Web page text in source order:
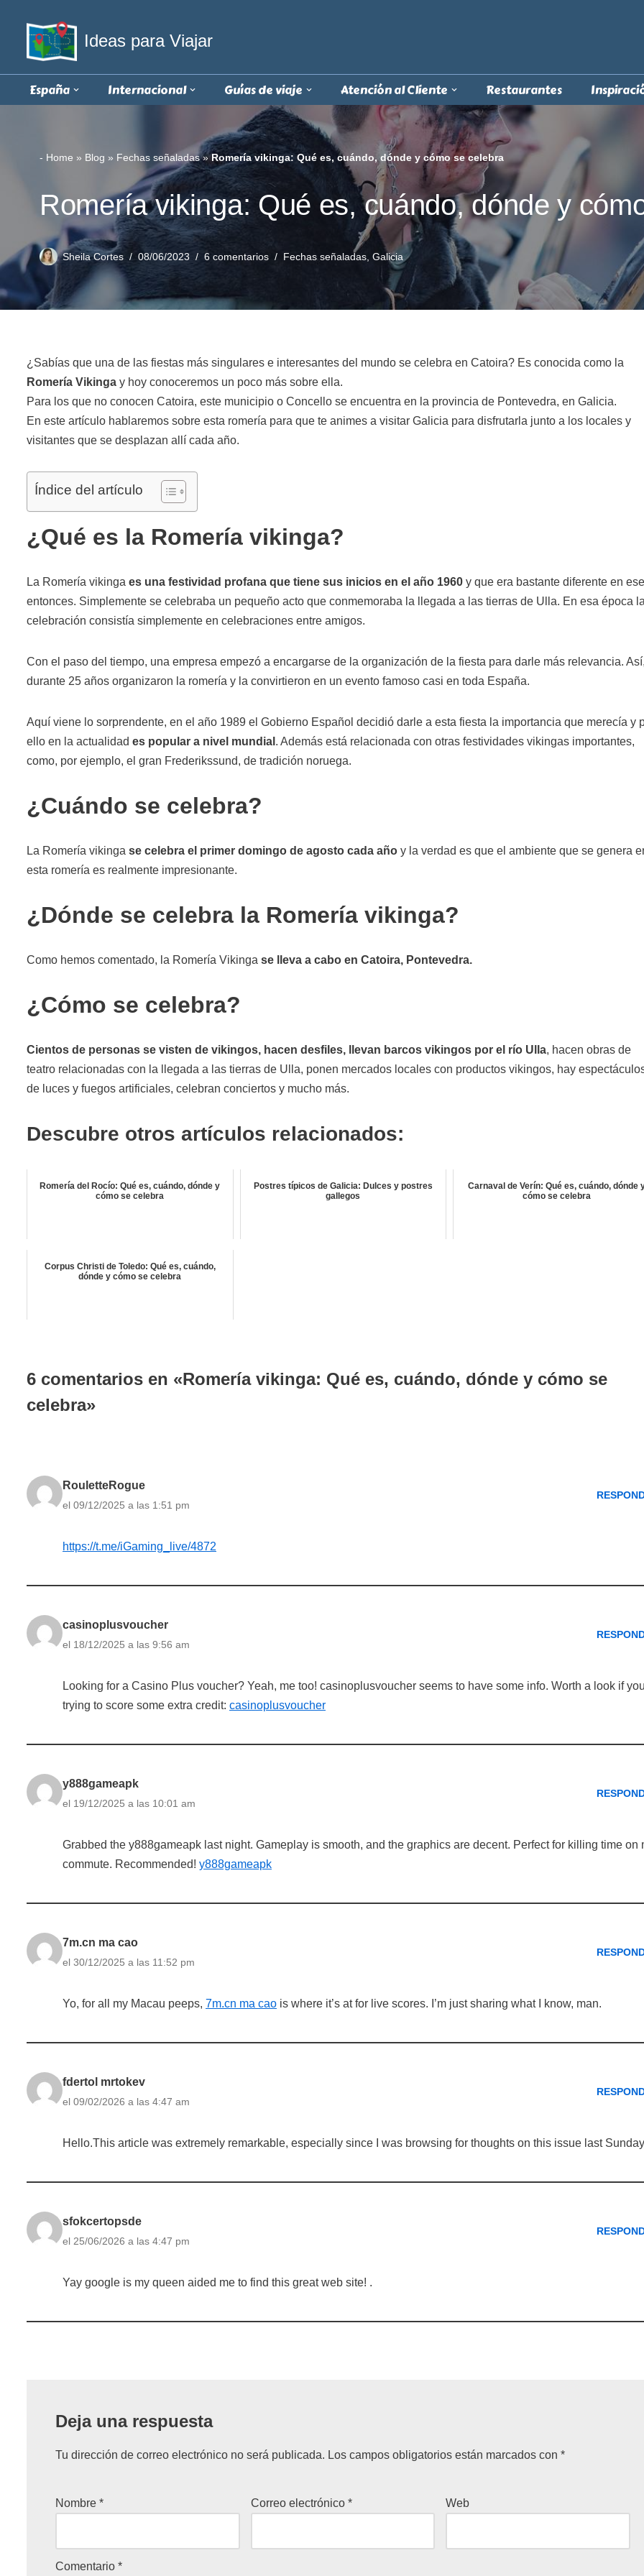
Saltar
contenido
Ideas para Viajar
España Internacional Guías de viaje Atención al Cliente Restaurantes
- Home » Blog » Fechas señaladas»Romería vikinga: Qué es, cuándo, dónde y cómo se celebra
Romería vikinga: Qué es, cuándo, dónde y
Sheila Cortes 08/06/2023 6 comentarios Fechas señaladas Galicia
¿Sabías que una de las fiestas más singulares e interesantes del mundo se celebra en Catoira? Es conocida como la
Romería Vikinga y hoy conoceremos un poco más sobre ella.
Para los que no conocen Catoira, este municipio o Concello se encuentra en la provincia de Pontevedra, en Galicia.
En este artículo hablaremos sobre esta romería para que te animes a visitar Galicia para disfrutarla junto a los locales y
visitantes que se desplazan allí cada año.
Índice del artículo
¿Qué es la Romería vikinga?
La Romería vikinga es una festividad profana que tiene sus inicios en el año 1960 y que era bastante diferente en ese
entonces. Simplemente se celebraba un pequeño acto que conmemoraba la llegada a las tierras de Ulla. En esa época
celebración consistía simplemente en celebraciones entre amigos.
Con el paso del tiempo, una empresa empezó a encargarse de la organización de la fiesta para darle más relevancia.
durante 25 años organizaron la romería y la convirtieron en un evento famoso casi en toda España.
Aquí viene lo sorprendente, en el año 1989 el Gobierno Español decidió darle a esta fiesta la importancia que merecía y
ello en la actualidad es popular a nivel mundial . Además está relacionada con otras festividades vikingas importantes,
como, por ejemplo, el gran Frederikssund, de tradición noruega.
¿Cuándo se celebra?
La Romería vikinga se celebra el primer domingo de agosto cada año y la verdad es que el ambiente que se genera
esta romería es realmente impresionante.
¿Dónde se celebra la Romería vikinga?
Como hemos comentado, la Romería Vikinga se lleva a cabo en Catoira, Pontevedra.
¿Cómo se celebra?
Cientos de personas se visten de vikingos, hacen desfiles, llevan barcos vikingos por el río Ulla, hacen obras de
teatro relacionadas con la llegada a las tierras de Ulla, ponen mercados locales con productos vikingos, hay
de luces y fuegos artificiales, celebran conciertos y mucho más.
Descubre otros artículos relacionados:
Romería del Rocío: Qué es, cuándo, dónde y
cómo se celebra
Postres típicos de Galicia: Dulces y postres
gallegos
Carnaval de Verín: Qué es, cuándo, dónde
cómo se celebra
Corpus Christi de Toledo: Qué es, cuándo,
dónde y cómo se celebra
6 comentarios en «Romería vikinga: Qué es, cuándo, dónde y cómo se
celebra»
RouletteRogue
el 09/12/2025 a las 1:51 pm
https://t.me/iGaming_live/4872
casinoplusvoucher
el 18/12/2025 a las 9:56 am
Looking for a Casino Plus voucher? Yeah, me too! casinoplusvoucher seems to have some info. Worth a look if
trying to score some extra credit: casinoplusvoucher
y888gameapk
el 19/12/2025 a las 10:01 am
Grabbed the y888gameapk last night. Gameplay is smooth, and the graphics are decent. Perfect for killing time on
commute. Recommended! y888gameapk
7m.cn ma cao
el 30/12/2025 a las 11:52 pm
Yo, for all my Macau peeps, 7m.cn ma cao is where it’s at for live scores. I’m just sharing what I know, man.
fdertol mrtokev
el 09/02/2026 a las 4:47 am
Hello.This article was extremely remarkable, especially since I was browsing for thoughts on this issue last
sfokcertopsde
el 25/06/2026 a las 4:47 pm
Yay google is my queen aided me to find this great web site! .
Deja una respuesta
Tu dirección de correo electrónico no será publicada. Los campos obligatorios están marcados con *
Nombre * Correo electrónico * Web
Comentario *